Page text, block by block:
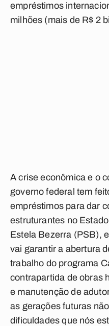
empréstimos
milhões (mais de R$ 2
A crise econômica e o
governo federal tem
empréstimos para dar
estruturantes no
Estela Bezerra (PSB),
vai garantir a abertura
trabalho do programa
contrapartida de obras
e manutenção de
as gerações futuras
dificuldades que nós